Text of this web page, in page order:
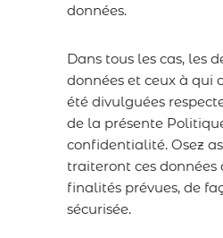
données.
Dans tous les cas, les
données et ceux à qui
été divulguées
de la présente
confidentialité. Osez
traiteront ces données
finalités prévues, de
sécurisée.